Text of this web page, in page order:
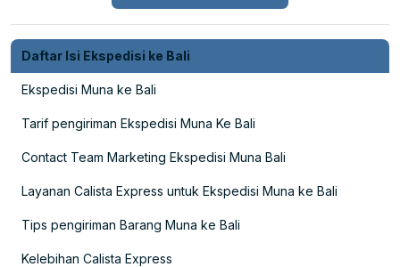
Daftar Isi Ekspedisi ke Bali
Ekspedisi Muna ke Bali
Tarif pengiriman Ekspedisi Muna Ke Bali
Contact Team Marketing Ekspedisi Muna Bali
Layanan Calista Express untuk Ekspedisi Muna ke Bali
Tips pengiriman Barang Muna ke Bali
Kelebihan Calista Express